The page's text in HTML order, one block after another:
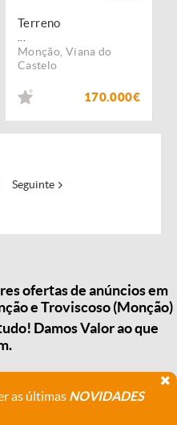
Terreno
Monção Viana do
Castelo
170.000€
Seguinte
ofertas de anúncios em
e Troviscoso (Monção)
Damos Valor ao que
as últimas NOVIDADES